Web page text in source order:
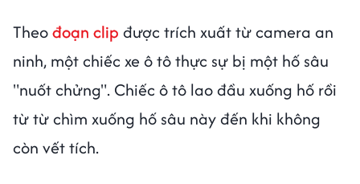
Theođoạn clip được trích xuất từ camera an
ninh, một chiếc xe ô tô thực sự bị một hố sâu
"nuốt chửng". Chiếc ô tô lao đầu xuống hố rồi
từ từ chìm xuống hố sâu này đến khi không
còn vết tích.